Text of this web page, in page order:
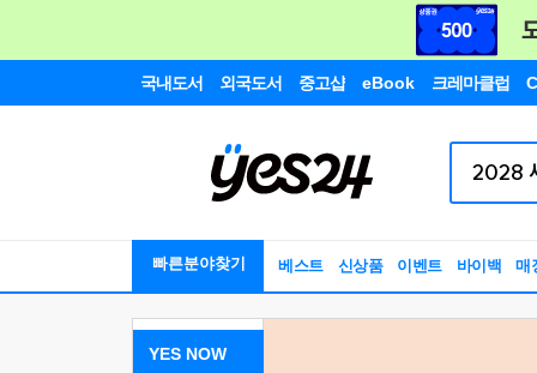
국내도서 외국도서 중고샵 eBook 크레마클럽
빠른분야찾기 베스트 신상품 이벤트 바이백 매
YES NOW